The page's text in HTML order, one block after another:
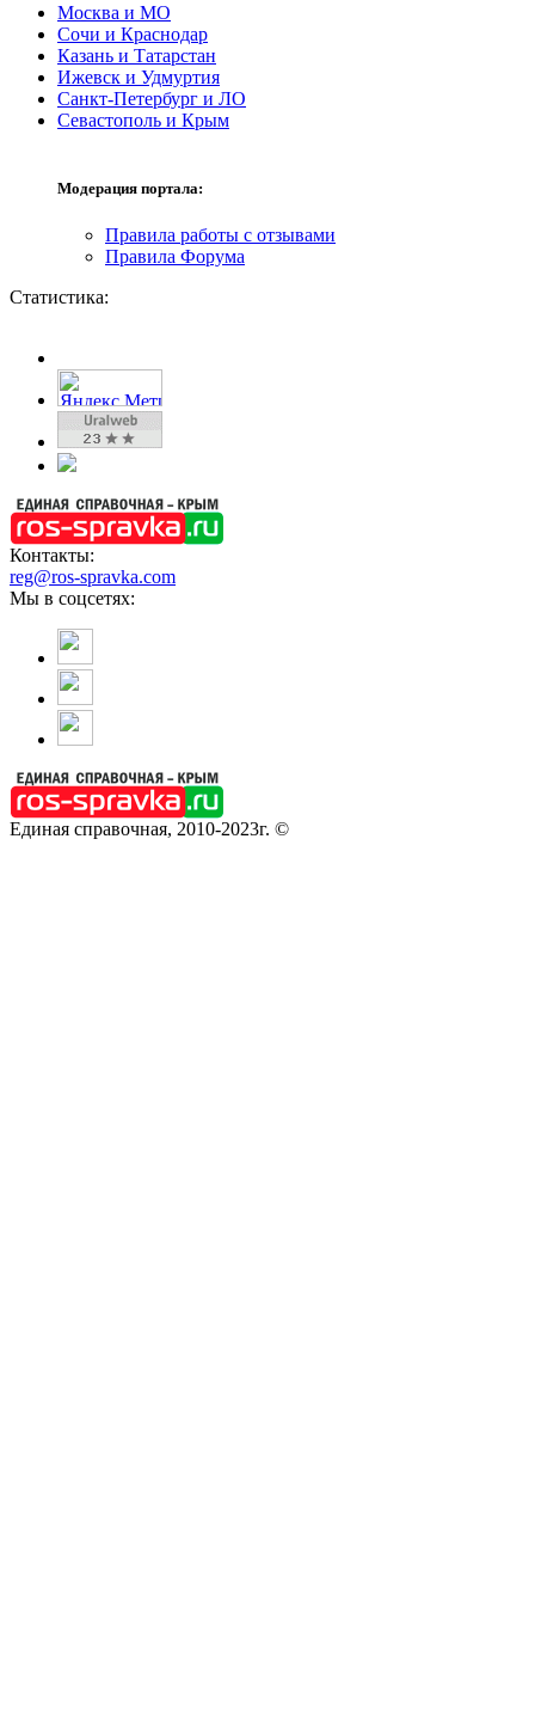
Москва и МО
Сочи и Краснодар
Казань и Татарстан
Ижевск и Удмуртия
Санкт-Петербург и ЛО
Севастополь и Крым
Модерация портала:
Правила работы с отзывами
Правила Форума
Статистика:
Контакты:
reg@ros-spravka.com
Мы в соцсетях:
Единая справочная, 2010-2023г. ©